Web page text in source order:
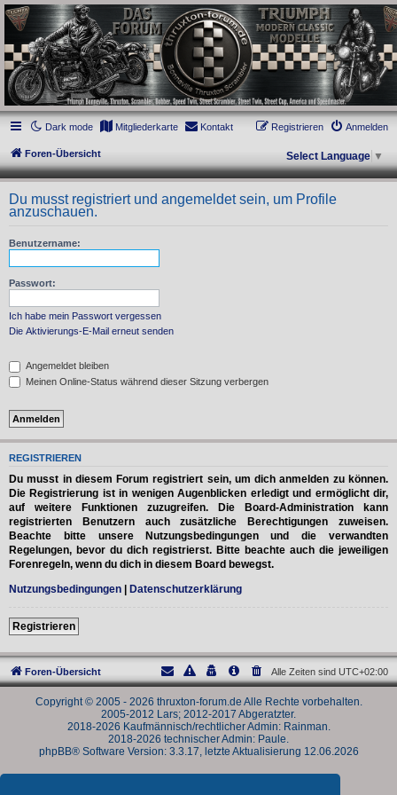
thruxton-forum.de
DAS FORUM! Alles rund um die Triumph Modern Classic Modelle. Das Forum für
die New Bonneville Baureihen ab BJ 2001. Triumph Bonneville, Thruxton,
Scrambler, Bobber, Speed Twin, Street Scrambler, Street Twin, Street Cup, America
und Speedmaster.
Dark mode
Mitgliederkarte Kontakt Anmelden
Registrieren
Foren-Übersicht Select Language ▼
Du musst registriert und angemeldet sein, um Profile
anzuschauen.
Benutzername:
Passwort:
Ich habe mein Passwort vergessen
Die Aktivierungs-E-Mail erneut senden
Angemeldet bleiben
Meinen Online-Status während dieser Sitzung verbergen
REGISTRIEREN
Du musst in diesem Forum registriert sein, um dich anmelden zu können.
Die Registrierung ist in wenigen Augenblicken erledigt und ermöglicht dir,
auf weitere Funktionen zuzugreifen. Die Board-Administration kann
registrierten Benutzern auch zusätzliche Berechtigungen zuweisen.
Beachte bitte unsere Nutzungsbedingungen und die verwandten
Regelungen, bevor du dich registrierst. Bitte beachte auch die jeweiligen
Forenregeln, wenn du dich in diesem Board bewegst.
Nutzungsbedingungen | Datenschutzerklärung
Registrieren
Foren-Übersicht Alle Zeiten sind UTC+02:00
Copyright © 2005 - 2026 thruxton-forum.de Alle Rechte vorbehalten.
2005-2012 Lars; 2012-2017 Abgeratzter.
2018-2026 Kaufmännisch/rechtlicher Admin: Rainman.
2018-2026 technischer Admin: Paule.
phpBB® Software Version: 3.3.17, letzte Aktualisierung 12.06.2026